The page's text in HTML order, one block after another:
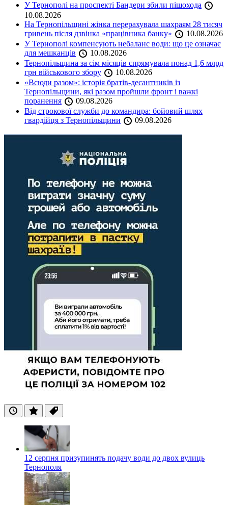
У Тернополі на проспекті Бандери збили пішохода
10.08.2026
На Тернопільщині жінка перерахувала шахраям 28 тисяч
гривень після дзвінка «працівника банку»
10.08.2026
У Тернополі компенсують небаланс води: що це означає
для мешканців
10.08.2026
Тернопільщина за сім місяців спрямувала понад 1,6 млрд
грн військового збору
10.08.2026
«Всюди разом»: історія братів-десантників із
Тернопільщини, які разом пройшли фронт і важкі
поранення
09.08.2026
Від строкової служби до командира: бойовий шлях
гвардійця з Тернопільщини
09.08.2026
ОстанніПопулярні
Теги
12 серпня призупинять подачу води до двох вулиць
Тернополя